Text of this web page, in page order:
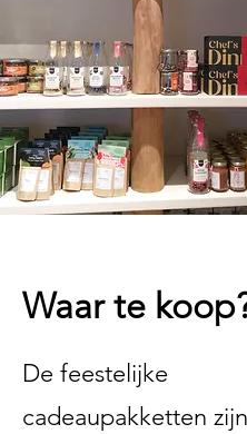
Waar te
De feestelijke
cadeaupakketten